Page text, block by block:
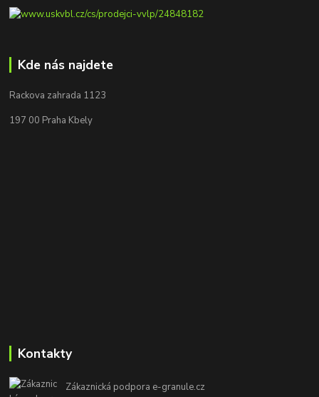
Kde nás najdete
Rackova zahrada 1123
197 00 Praha Kbely
Kontakty
Zákaznická podpora e-granule.cz